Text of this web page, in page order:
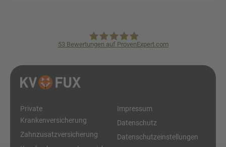
KVpro.de GmbH
53 Bewertungen auf ProvenExpert.com
Private
Krankenversicherung
Zahnzusatzversicherung
Impressum
Datenschutz
Datenschutzeinstellungen